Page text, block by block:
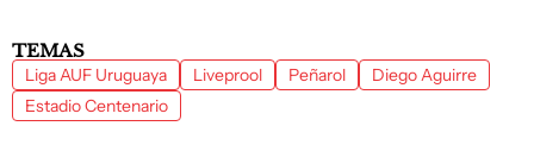
TEMAS
Liga AUF Uruguaya Liveprool Peñarol
Diego Aguirre
Estadio Centenario